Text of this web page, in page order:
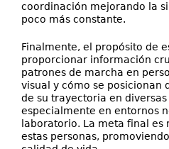
coordinación mejorando la
poco más constante.
Finalmente, el propósito de
proporcionar información
patrones de marcha en
visual y cómo se posicionan
de su trayectoria en
especialmente en entornos
laboratorio. La meta final
estas personas,